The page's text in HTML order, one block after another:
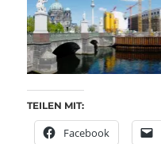
TEILEN MIT:
Facebook